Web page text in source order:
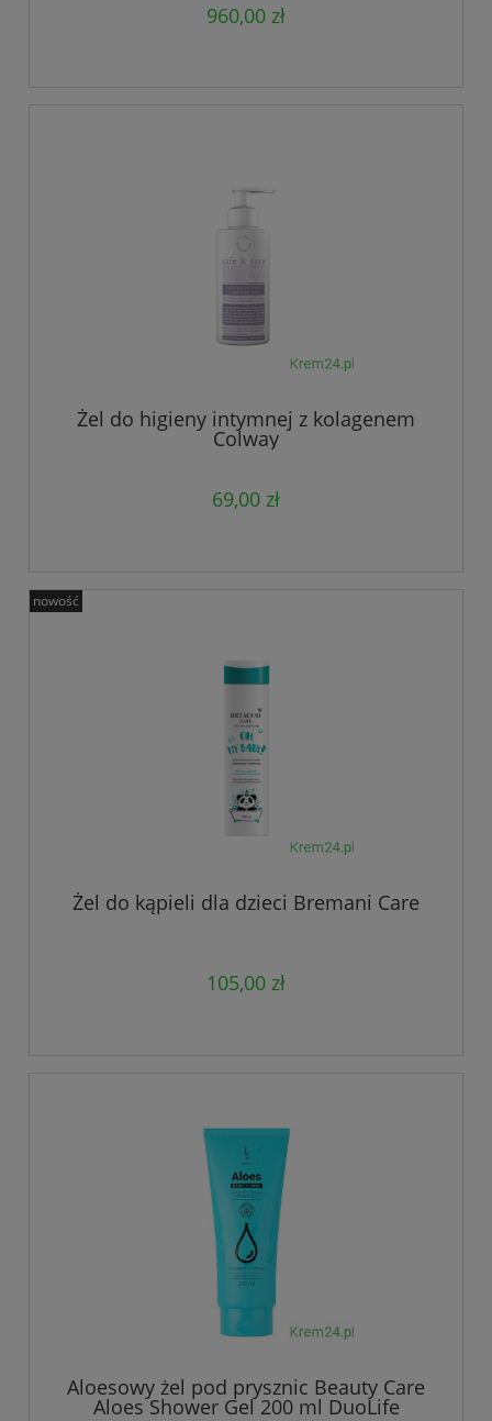
960,00 zł
Żel do higieny intymnej z kolagenem
Colway
69,00 zł
Żel do kąpieli dla dzieci Bremani Care
105,00 zł
nowość
Aloesowy żel pod prysznic Beauty Care
Aloes Shower Gel 200 ml DuoLife